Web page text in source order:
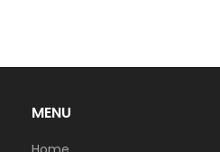
MENU